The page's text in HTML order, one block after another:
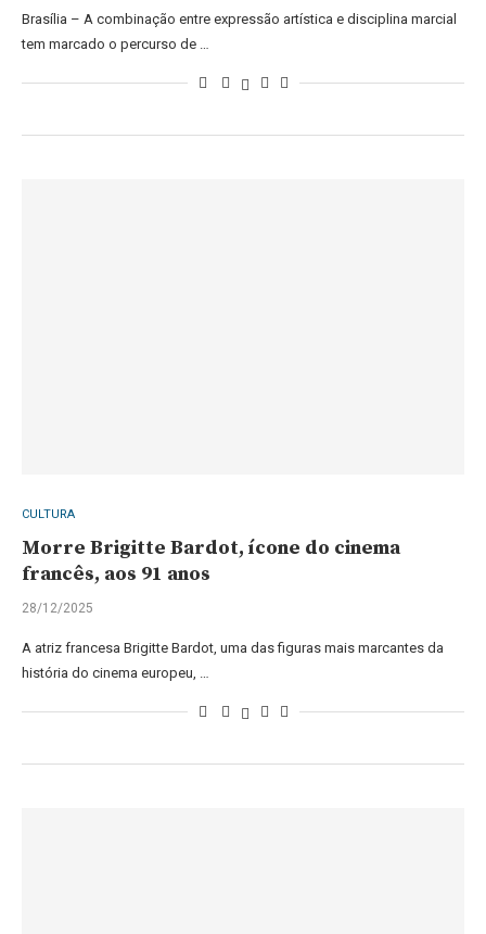
Brasília – A combinação entre expressão artística e disciplina marcial
tem marcado o percurso de …
CULTURA
Morre Brigitte Bardot, ícone do cinema
francês, aos 91 anos
28/12/2025
A atriz francesa Brigitte Bardot, uma das figuras mais marcantes da
história do cinema europeu, …